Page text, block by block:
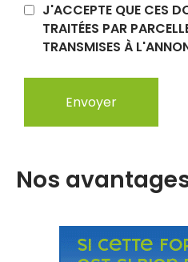
J'ACCEPTE QUE CES
TRAITÉES PAR
TRANSMISES À
Nos